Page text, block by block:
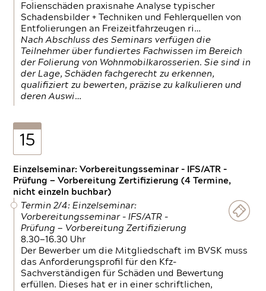
Folienschäden praxisnahe Analyse typischer
Schadensbilder + Techniken und Fehlerquellen von
Entfolierungen an Freizeitfahrzeugen ri…
Nach Abschluss des Seminars verfügen die
Teilnehmer über fundiertes Fachwissen im Bereich
der Folierung von Wohnmobilkarosserien. Sie sind in
der Lage, Schäden fachgerecht zu erkennen,
qualifiziert zu bewerten, präzise zu kalkulieren und
deren Auswi…
15
Einzelseminar: Vorbereitungsseminar - IFS/ATR -
Prüfung — Vorbereitung Zertifizierung (4 Termine,
nicht einzeln buchbar)
Termin 2/4: Einzelseminar:
Vorbereitungsseminar - IFS/ATR -
Prüfung — Vorbereitung Zertifizierung
8.30—16.30 Uhr
Der Bewerber um die Mitgliedschaft im BVSK muss
das Anforderungsprofil für den Kfz-
Sachverständigen für Schäden und Bewertung
erfüllen. Dieses hat er in einer schriftlichen,